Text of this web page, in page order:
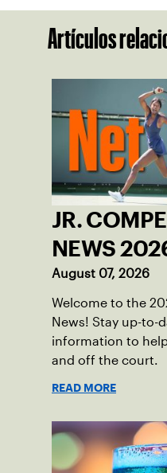
Artículos
JR.
NEWS
August 07, 2026
Welcome to the
News! Stay up-to-
information to
and off the court.
READ MORE